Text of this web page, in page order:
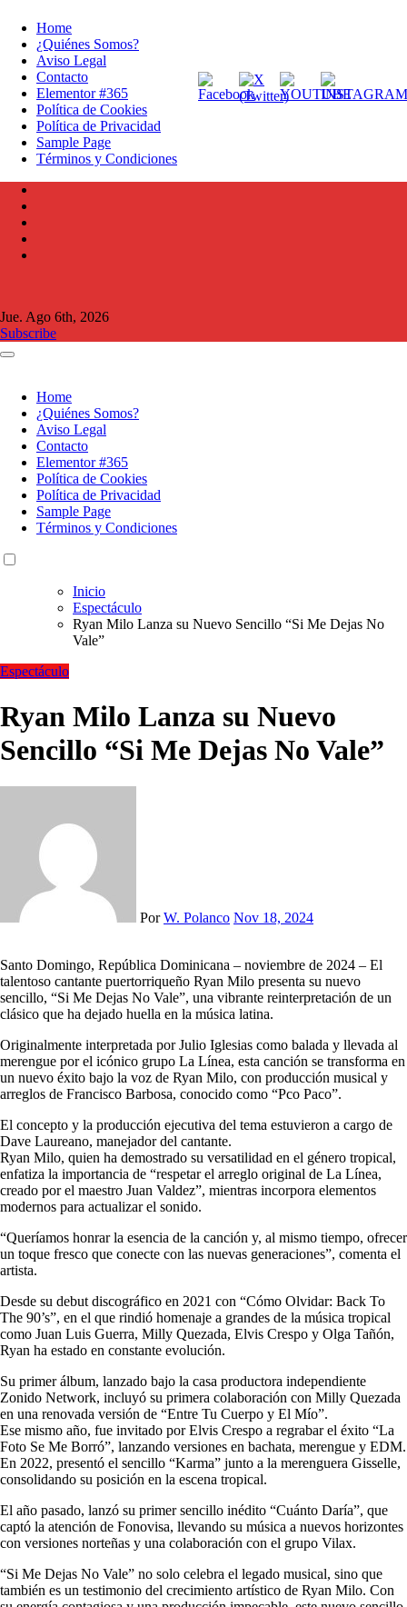
contenido
Home
¿Quiénes Somos?
Aviso Legal
Contacto
Elementor #365
Política de Cookies
Política de Privacidad
Sample Page
Términos y Condiciones
Jue. Ago 6th, 2026
Subscribe
Home
¿Quiénes Somos?
Aviso Legal
Contacto
Elementor #365
Política de Cookies
Política de Privacidad
Sample Page
Términos y Condiciones
Inicio
Espectáculo
Ryan Milo Lanza su Nuevo Sencillo “Si Me Dejas No
Vale”
Espectáculo
Ryan Milo Lanza su Nuevo
Sencillo “Si Me Dejas No Vale”
PorW. Polanco Nov 18, 2024
Santo Domingo, República Dominicana – noviembre de 2024 – El
talentoso cantante puertorriqueño Ryan Milo presenta su nuevo
sencillo, “Si Me Dejas No Vale”, una vibrante reinterpretación de un
clásico que ha dejado huella en la música latina.
Originalmente interpretada por Julio Iglesias como balada y llevada al
merengue por el icónico grupo La Línea, esta canción se transforma en
un nuevo éxito bajo la voz de Ryan Milo, con producción musical y
arreglos de Francisco Barbosa, conocido como “Pco Paco”.
El concepto y la producción ejecutiva del tema estuvieron a cargo de
Dave Laureano, manejador del cantante.
Ryan Milo, quien ha demostrado su versatilidad en el género tropical,
enfatiza la importancia de “respetar el arreglo original de La Línea,
creado por el maestro Juan Valdez”, mientras incorpora elementos
modernos para actualizar el sonido.
“Queríamos honrar la esencia de la canción y, al mismo tiempo, ofrecer
un toque fresco que conecte con las nuevas generaciones”, comenta el
artista.
Desde su debut discográfico en 2021 con “Cómo Olvidar: Back To
The 90’s”, en el que rindió homenaje a grandes de la música tropical
como Juan Luis Guerra, Milly Quezada, Elvis Crespo y Olga Tañón,
Ryan ha estado en constante evolución.
Su primer álbum, lanzado bajo la casa productora independiente
Zonido Network, incluyó su primera colaboración con Milly Quezada
en una renovada versión de “Entre Tu Cuerpo y El Mío”.
Ese mismo año, fue invitado por Elvis Crespo a regrabar el éxito “La
Foto Se Me Borró”, lanzando versiones en bachata, merengue y EDM.
En 2022, presentó el sencillo “Karma” junto a la merenguera Gisselle,
consolidando su posición en la escena tropical.
El año pasado, lanzó su primer sencillo inédito “Cuánto Daría”, que
captó la atención de Fonovisa, llevando su música a nuevos horizontes
con versiones norteñas y una colaboración con el grupo Vilax.
“Si Me Dejas No Vale” no solo celebra el legado musical, sino que
también es un testimonio del crecimiento artístico de Ryan Milo. Con